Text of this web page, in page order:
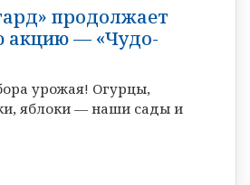
продолжает
акцию — «Чудо-
урожая! Огурцы,
яблоки — наши сады и